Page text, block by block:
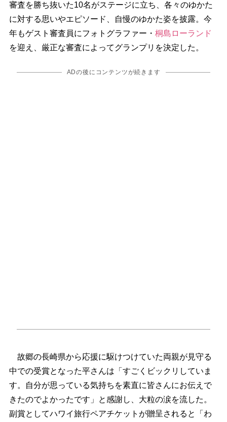
審査を勝ち抜いた10名がステージに立ち、各々のゆかた
に対する思いやエピソード、自慢のゆかた姿を披露。今
年もゲスト審査員にフォトグラファー・ 桐島ローランド
を迎え、厳正な審査によってグランプリを決定した。
ADの後にコンテンツが続きます
故郷の長崎県から応援に駆けつけていた両親が見守る
中での受賞となった平さんは「すごくビックリしていま
す。自分が思っている気持ちを素直に皆さんにお伝えで
きたのでよかったです」と感謝し、大粒の涙を流した。
副賞としてハワイ旅行ペアチケットが贈呈されると「わ